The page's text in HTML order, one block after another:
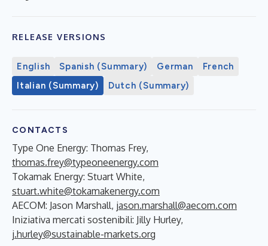
RELEASE VERSIONS
English Spanish (Summary) German
French
Italian (Summary)
Dutch (Summary)
CONTACTS
Type One Energy: Thomas Frey,
thomas.frey@typeoneenergy.com
Tokamak Energy: Stuart White,
stuart.white@tokamakenergy.com
AECOM: Jason Marshall, jason.marshall@aecom.com
Iniziativa mercati sostenibili: Jilly Hurley,
j.hurley@sustainable-markets.org